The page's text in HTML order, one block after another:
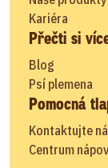
Kariéra
Přečti si
Blog
Psí plemena
Pomocná
Kontaktujte
Centrum